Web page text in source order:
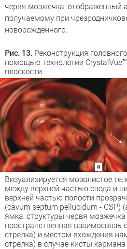
червя мозжечка, отображенный
получаемому при
новорожденного.
Рис. 13. Реконструкция
помощью технологии
плоскости.
Визуализируется мозолистое
между верхней частью свода и
верхней частью полости
(cavum septum pellucidum - CSP)
ямка: структуры червя мозжечка
пространственная взаимосвязь
стрелка) и местом вхождения
стрелка) в случае кисты